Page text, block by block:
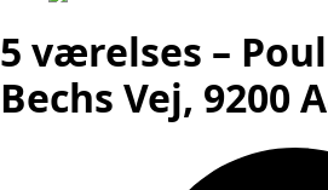
5 værelses –
Bechs Vej, 9200